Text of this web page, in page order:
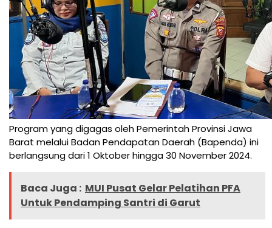
Program yang digagas oleh Pemerintah Provinsi Jawa
Barat melalui Badan Pendapatan Daerah (Bapenda) ini
berlangsung dari 1 Oktober hingga 30 November 2024.
Baca Juga : MUI Pusat Gelar Pelatihan PFA
Untuk Pendamping Santri di Garut